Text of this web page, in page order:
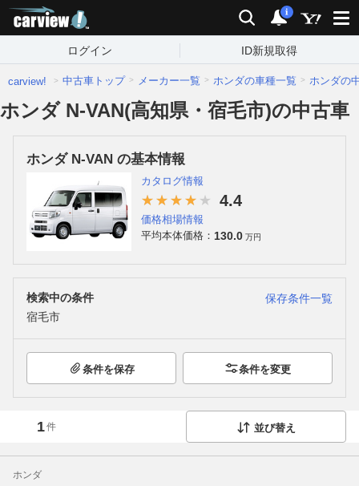
検索 通知
i
ログイン ID新規取得
carview! 中古車トップ メーカー一覧 ホンダの車種一覧 ホンダの
ホンダ N-VAN(高知県・宿毛市)の中古車
ホンダ N-VAN の基本情報
カタログ情報
4.4
価格相場情報
平均本体価格： 130.0 万円
検索中の条件
保存条件一覧
宿毛市
条件を保存 条件を変更
1件 並び替え
ホンダ